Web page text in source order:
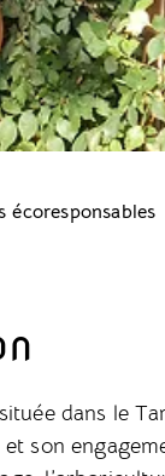
écoresponsables
dans le
son